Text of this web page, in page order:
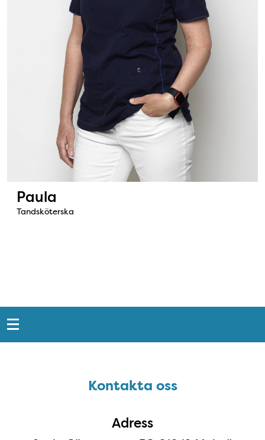
Paula
Tandsköterska
Snabblänkar
Kontakta ossKontakta oss
Adress